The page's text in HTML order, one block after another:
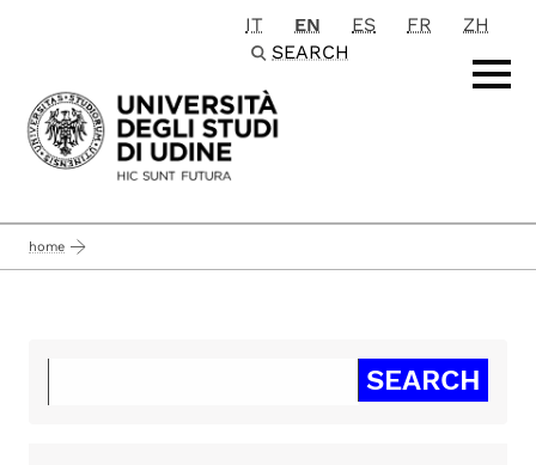
Passa al contenuto principale
IT EN ES FR
ZH
SEARCH
home